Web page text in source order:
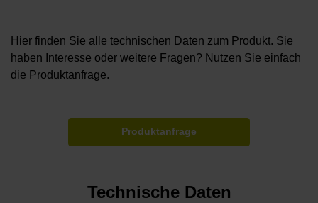
Hier finden Sie alle technischen Daten zum Produkt. Sie
haben Interesse oder weitere Fragen? Nutzen Sie einfach
die Produktanfrage.
Produktanfrage
Technische Daten